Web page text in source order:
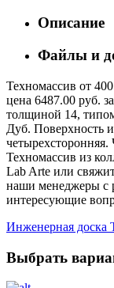
Описание
Файлы и
Техномассив от
цена 6487.00 руб.
толщиной 14,
Дуб. Поверхность
Техномассив из
Lab Arte или
наши менеджеры с
интересующие
Инженерная
Выбрать